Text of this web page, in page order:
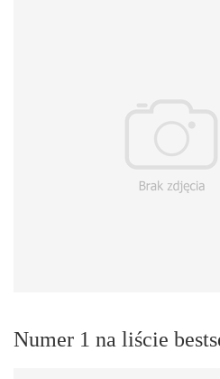
Numer 1 na liście